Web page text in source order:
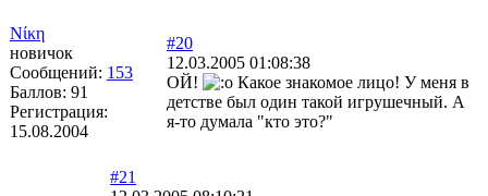
Νίκη
новичок
Сообщений: 153
Баллов: 91
Регистрация:
15.08.2004
#20
12.03.2005 01:08:38
ОЙ!
Какое знакомое лицо! У меня в
детстве был один такой игрушечный. А
я-то думала "кто это?"
#21